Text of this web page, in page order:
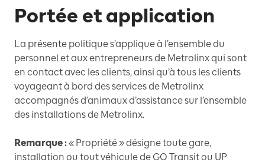
Portée et application
La présente politique s’applique à l’ensemble du
personnel et aux entrepreneurs de Metrolinx qui sont
en contact avec les clients, ainsi qu’à tous les clients
voyageant à bord des services de Metrolinx
accompagnés d’animaux d’assistance sur l’ensemble
des installations de Metrolinx.
Remarque :« Propriété » désigne toute gare,
installation ou tout véhicule de GO Transit ou UP